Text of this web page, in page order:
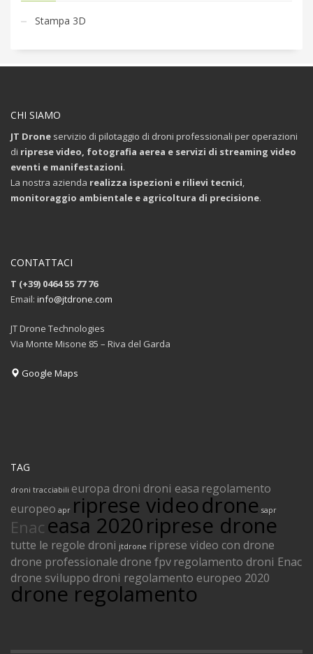
Stampa 3D
CHI SIAMO
JT Drone servizio di pilotaggio di droni professionali per operazioni
di riprese video, fotografia aerea e servizi di streaming video
eventi e manifestazioni.
La nostra azienda realizza ispezioni e rilievi tecnici,
monitoraggio ambientale e agricoltura di precisione.
CONTATTACI
T (+39) 0464 55 77 76
Email: info@jtdrone.com
JT Drone Technologies
Via Monte Misone 85 – Riva del Garda
Google Maps
TAG
droni tracciabili europa droni droni easa regolamento
europeo apr riprese videodrone sapr
Enac easa 2020riprese drone
tutte le regole droni jtdrone riprese video con drone
drone professionaledrone fpvregolamento droni Enac
drone sviluppodroni regolamento europeo 2020
drone regolamento